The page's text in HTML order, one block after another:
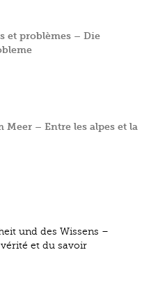
et problèmes – Die
– Entre les alpes et la
und des Wissens –
et du savoir